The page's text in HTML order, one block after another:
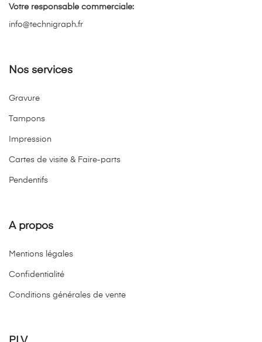
Votre responsable commerciale:
info@technigraph.fr
Nos services
Gravure
Tampons
Impression
Cartes de visite & Faire-parts
Pendentifs
A propos
Mentions légales
Confidentialité
Conditions générales de vente